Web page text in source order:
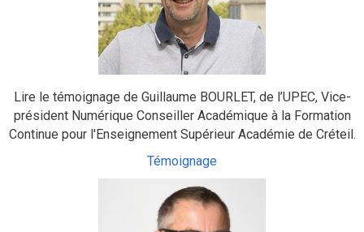
Lire le témoignage de Guillaume BOURLET, de l’UPEC, Vice-
président Numérique Conseiller Académique à la Formation
Continue pour l'Enseignement Supérieur Académie de Créteil.
Témoignage